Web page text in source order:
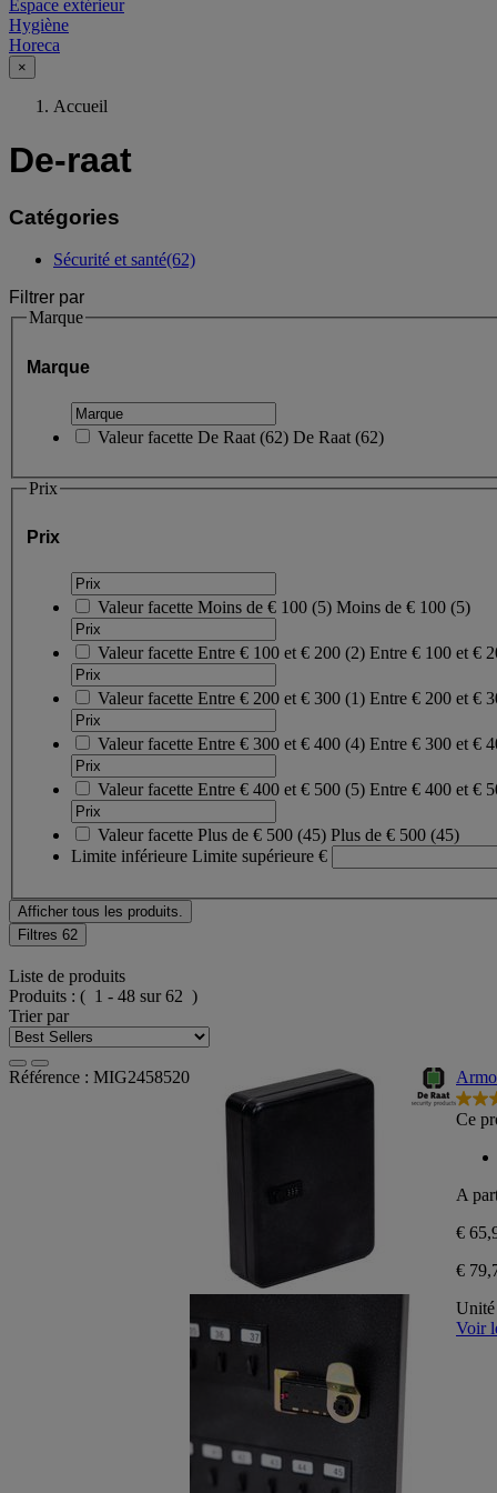
Espace extérieur
Hygiène
Horeca
×
Accueil
De-raat
Catégories
Sécurité et santé(62)
Filtrer par
Marque
Marque
Valeur facette De Raat (62) De Raat (62)
Prix
Prix
Valeur facette Moins de € 100 (5) Moins de € 100 (5)
Valeur facette Entre € 100 et € 200 (2) Entre € 100 et €
Valeur facette Entre € 200 et € 300 (1) Entre € 200 et €
Valeur facette Entre € 300 et € 400 (4) Entre € 300 et €
Valeur facette Entre € 400 et € 500 (5) Entre € 400 et €
Valeur facette Plus de € 500 (45) Plus de € 500 (45)
Limite inférieure Limite supérieure €
Afficher tous les produits.
Filtres 62
Liste de produits
Produits : ( 1 - 48 sur 62 )
Trier par
Référence : MIG2458520
5.0
sur
8
avis
Ce
A
€
€
Unité
Voir